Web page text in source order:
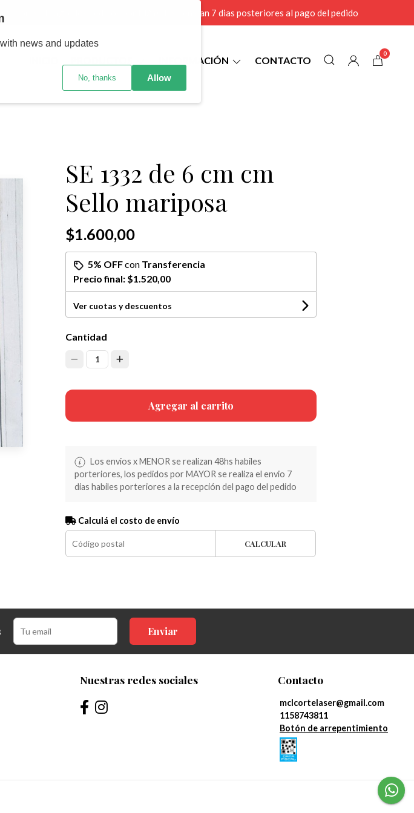
al pago , los pedidos por MAYOR se envian 7 dias posteriores al pago del pedido
INFORMACIÓN CONTACTO
0
SE 1332 de 6 cm cm
Sello mariposa
$1.600,00
5% OFFcon Transferencia
Precio final: $1.520,00
Ver cuotas y descuentos
Cantidad
1
Agregar al carrito
Los envios x MENOR se realizan 48hs habiles
porteriores, los pedidos por MAYOR se realiza el envio 7
dias habiles porteriores a la recepción del pago del pedido
Calculá el costo de envío
CALCULAR
Enviar
Nuestras redes sociales Contacto
mclcortelaser@gmail.com
1158743811
Botón de arrepentimiento
news and updates
No, thanks Allow